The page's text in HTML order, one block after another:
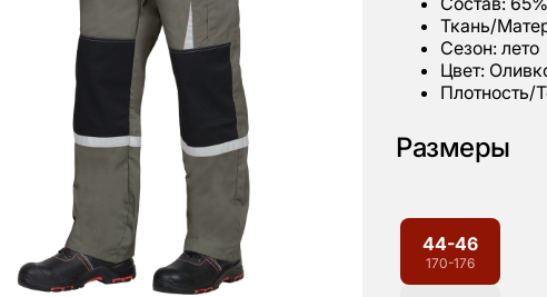
Ткань/
Сезон: лето
Цвет:
Плотность/
Размеры
44-46
170-176